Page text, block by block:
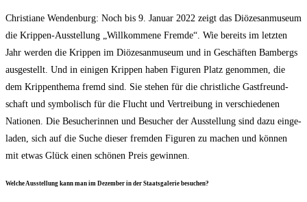
Chris­tia­ne Wen­den­burg: Noch bis 9. Janu­ar 2022 zeigt das Diö­ze­san­mu­se­um
die Krip­pen-Aus­stel­lung „Will­kom­me­ne Frem­de“. Wie bereits im letz­ten
Jahr wer­den die Krip­pen im Diö­ze­san­mu­se­um und in Geschäf­ten Bam­bergs
aus­ge­stellt. Und in eini­gen Krip­pen haben Figu­ren Platz genom­men, die
dem Krip­pen­the­ma fremd sind. Sie ste­hen für die christ­li­che Gast­freund­
schaft und sym­bo­lisch für die Flucht und Ver­trei­bung in ver­schie­de­nen
Natio­nen. Die Besu­che­rin­nen und Besu­cher der Aus­stel­lung sind dazu ein­ge­
la­den, sich auf die Suche die­ser frem­den Figu­ren zu machen und kön­nen
mit etwas Glück einen schö­nen Preis gewinnen.
Wel­che Aus­stel­lung kann man im Dezem­ber in der Staats­ga­le­rie besuchen?